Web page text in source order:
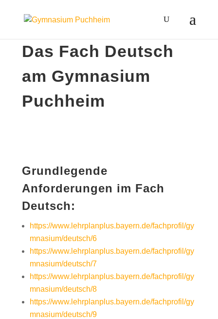
Das Fach Deutsch
am Gymnasium
Puchheim
Grundlegende
Anforderungen im Fach
Deutsch:
https://www.lehrplanplus.bayern.de/fachprofil/gy
mnasium/deutsch/6
https://www.lehrplanplus.bayern.de/fachprofil/gy
mnasium/deutsch/7
https://www.lehrplanplus.bayern.de/fachprofil/gy
mnasium/deutsch/8
https://www.lehrplanplus.bayern.de/fachprofil/gy
mnasium/deutsch/9